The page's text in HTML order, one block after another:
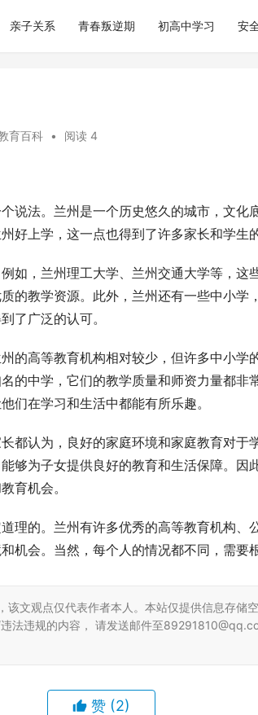
亲子关系 青春叛逆期 初高中学习 安
育百科 • 阅读 4
说法。兰州是一个历史悠久的城市，文化
好上学，这一点也得到了许多家长和学生的
如，兰州理工大学、兰州交通大学等，这
的教学资源。此外，兰州还有一些中小学
了广泛的认可。
的高等教育机构相对较少，但许多中小学
的中学，它们的教学质量和师资力量都非
们在学习和生活中都能有所乐趣。
都认为，良好的家庭环境和家庭教育对于
够为子女提供良好的教育和生活保障。因
育机会。
理的。兰州有许多优秀的高等教育机构、
机会。当然，每个人的情况都不同，需要
该文观点仅代表作者本人。本站仅提供信息存储
法违规的内容， 请发送邮件至
赞 (2)